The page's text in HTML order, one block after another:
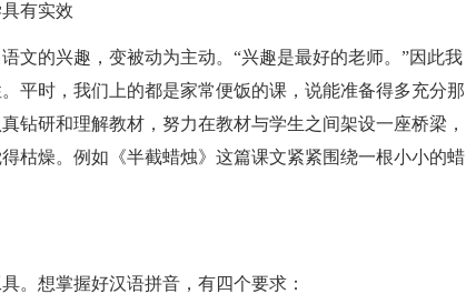
有实效
文的兴趣，变被动为主动。“兴趣是最好的老师。”因此我
平时，我们上的都是家常便饭的课，说能准备得多充分那
钻研和理解教材，努力在教材与学生之间架设一座桥梁，
枯燥。例如《半截蜡烛》这篇课文紧紧围绕一根小小的蜡
。想掌握好汉语拼音，有四个要求：